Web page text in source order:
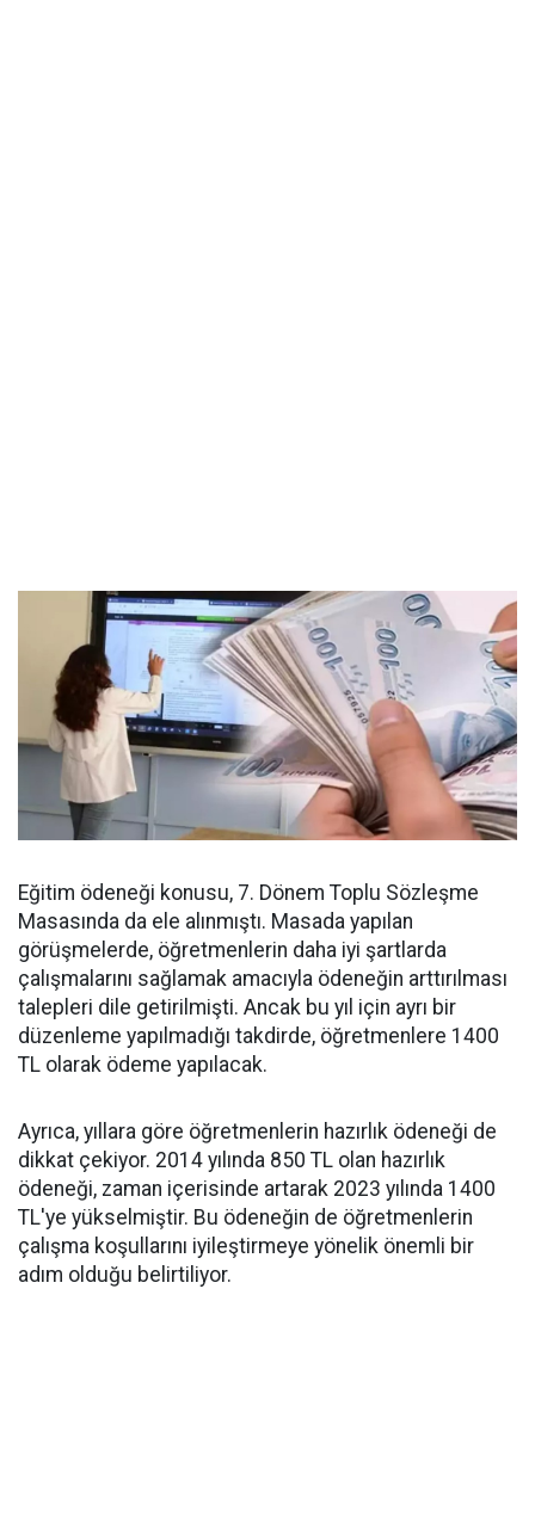
Eğitim ödeneği konusu, 7. Dönem Toplu Sözleşme
Masasında da ele alınmıştı. Masada yapılan
görüşmelerde, öğretmenlerin daha iyi şartlarda
çalışmalarını sağlamak amacıyla ödeneğin arttırılması
talepleri dile getirilmişti. Ancak bu yıl için ayrı bir
düzenleme yapılmadığı takdirde, öğretmenlere 1400
TL olarak ödeme yapılacak.
Ayrıca, yıllara göre öğretmenlerin hazırlık ödeneği de
dikkat çekiyor. 2014 yılında 850 TL olan hazırlık
ödeneği, zaman içerisinde artarak 2023 yılında 1400
TL'ye yükselmiştir. Bu ödeneğin de öğretmenlerin
çalışma koşullarını iyileştirmeye yönelik önemli bir
adım olduğu belirtiliyor.